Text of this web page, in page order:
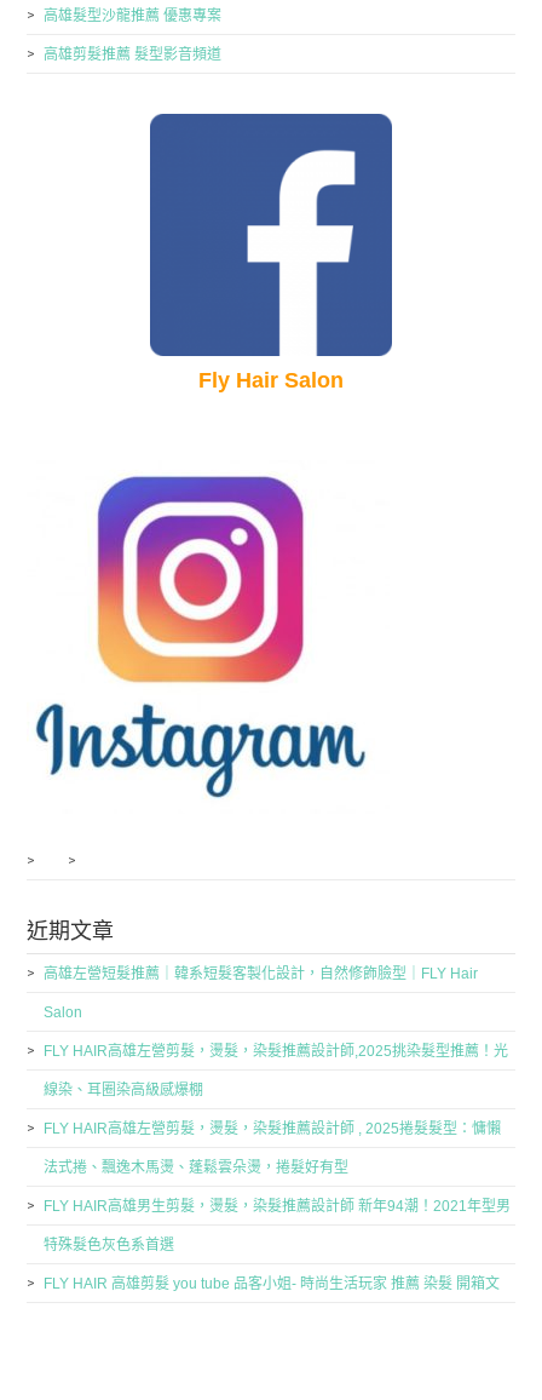
高雄髮型沙龍推薦 優惠專案
高雄剪髮推薦 髮型影音頻道
Fly Hair Salon
近期文章
高雄左營短髮推薦｜韓系短髮客製化設計，自然修飾臉型｜FLY Hair
Salon
FLY HAIR高雄左營剪髮，燙髮，染髮推薦設計師,2025挑染髮型推薦！光
線染、耳圈染高級感爆棚
FLY HAIR高雄左營剪髮，燙髮，染髮推薦設計師 , 2025捲髮髮型：慵懶
法式捲、飄逸木馬燙、蓬鬆雲朵燙，捲髮好有型
FLY HAIR高雄男生剪髮，燙髮，染髮推薦設計師 新年94潮！2021年型男
特殊髮色灰色系首選
FLY HAIR 高雄剪髮 you tube 品客小姐- 時尚生活玩家 推薦 染髮 開箱文